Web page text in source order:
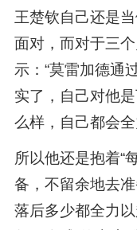
王楚钦自己还是
面对，而对于三
示：“莫雷加德通
实了，自己对他
么样，自己都会
所以他还是抱着“
备，不留余地去
落后多少都全力